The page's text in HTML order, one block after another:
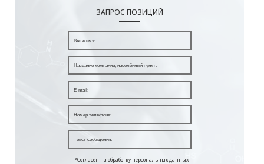
ЗАПРОС ПОЗИЦИЙ
*Согласен на обработку персональных данных